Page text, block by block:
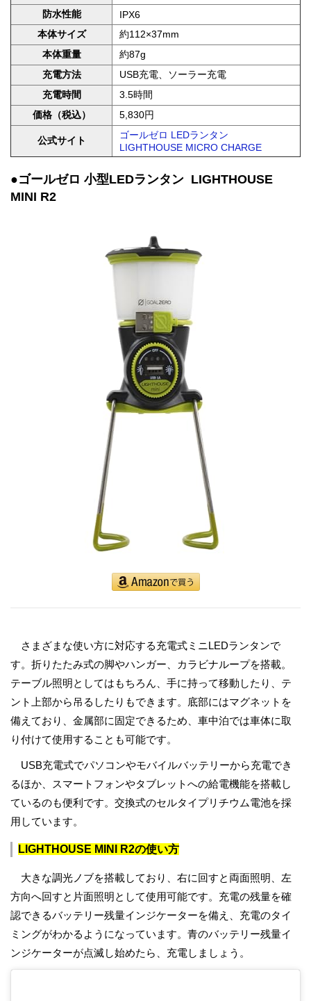
防水性能
IPX6
本体サイズ
約112×37mm
本体重量
約87g
充電方法
USB充電、ソーラー充電
充電時間
3.5時間
価格（税込）
5,830円
公式サイト
ゴールゼロ LEDランタン
LIGHTHOUSE MICRO CHARGE
●ゴールゼロ 小型LEDランタン LIGHTHOUSE
MINI R2
さまざまな使い方に対応する充電式ミニLEDランタンで
す。折りたたみ式の脚やハンガー、カラビナループを搭載。
テーブル照明としてはもちろん、手に持って移動したり、テ
ント上部から吊るしたりもできます。底部にはマグネットを
備えており、金属部に固定できるため、車中泊では車体に取
り付けて使用することも可能です。
USB充電式でパソコンやモバイルバッテリーから充電でき
るほか、スマートフォンやタブレットへの給電機能を搭載し
ているのも便利です。交換式のセルタイプリチウム電池を採
用しています。
LIGHTHOUSE MINI R2の使い方
大きな調光ノブを搭載しており、右に回すと両面照明、左
方向へ回すと片面照明として使用可能です。充電の残量を確
認できるバッテリー残量インジケーターを備え、充電のタイ
ミングがわかるようになっています。青のバッテリー残量イ
ンジケーターが点滅し始めたら、充電しましょう。